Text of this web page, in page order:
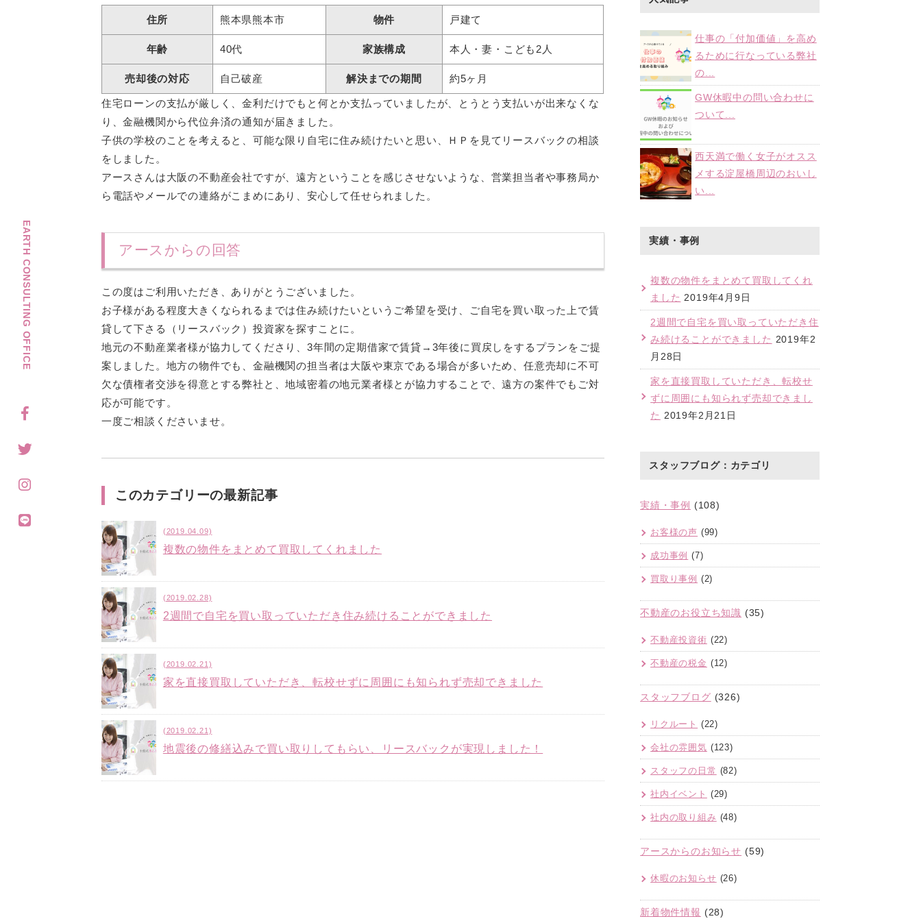
EARTH CONSULTING OFFICE
住所 熊本県熊本市 物件 戸建て
年齢 40代 家族構成 本人・妻・こども2人
売却後の対応 自己破産 解決までの期間 約5ヶ月
住宅ローンの支払が厳しく、金利だけでもと何とか支払っていましたが、とうとう支払いが出来なくな
り、金融機関から代位弁済の通知が届きました。
子供の学校のことを考えると、可能な限り自宅に住み続けたいと思い、ＨＰを見てリースバックの相談
をしました。
アースさんは大阪の不動産会社ですが、遠方ということを感じさせないような、営業担当者や事務局か
ら電話やメールでの連絡がこまめにあり、安心して任せられました。
アースからの回答
この度はご利用いただき、ありがとうございました。
お子様がある程度大きくなられるまでは住み続けたいというご希望を受け、ご自宅を買い取った上で賃
貸して下さる（リースバック）投資家を探すことに。
地元の不動産業者様が協力してくださり、3年間の定期借家で賃貸→3年後に買戻しをするプランをご提
案しました。地方の物件でも、金融機関の担当者は大阪や東京である場合が多いため、任意売却に不可
欠な債権者交渉を得意とする弊社と、地域密着の地元業者様とが協力することで、遠方の案件でもご対
応が可能です。
一度ご相談くださいませ。
このカテゴリーの最新記事
(2019.04.09)
複数の物件をまとめて買取してくれました
(2019.02.28)
2週間で自宅を買い取っていただき住み続けることができました
(2019.02.21)
家を直接買取していただき、転校せずに周囲にも知られず売却できました
(2019.02.21)
地震後の修繕込みで買い取りしてもらい、リースバックが実現しました！
仕事の「付加価値」を高め
るために行なっている弊社
の...
GW休暇中の問い合わせに
ついて...
西天満で働く女子がオスス
メする淀屋橋周辺のおいし
い...
実績・事例
複数の物件をまとめて買取してくれ
ました 2019年4月9日
2週間で自宅を買い取っていただき住
み続けることができました 2019年2
月28日
家を直接買取していただき、転校せ
ずに周囲にも知られず売却できまし
た 2019年2月21日
スタッフブログ：カテゴリ
実績・事例 (108)
お客様の声 (99)
成功事例 (7)
買取り事例 (2)
不動産のお役立ち知識 (35)
不動産投資術 (22)
不動産の税金 (12)
スタッフブログ (326)
リクルート (22)
会社の雰囲気 (123)
スタッフの日常 (82)
社内イベント (29)
社内の取り組み (48)
アースからのお知らせ (59)
休暇のお知らせ (26)
新着物件情報 (28)